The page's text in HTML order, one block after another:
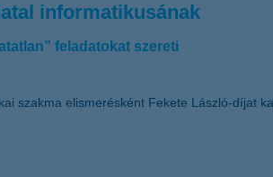
informatikusának
feladatokat szereti
szakma elismerésként Fekete László-díjat